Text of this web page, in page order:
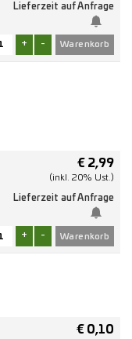
Lieferzeit auf Anfrage
+ -
€ 2,99
(inkl. 20% Ust.)
Lieferzeit auf Anfrage
+ -
€ 0,10